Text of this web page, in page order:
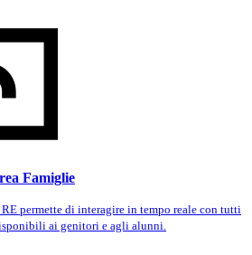
Famiglie
permette di interagire in tempo reale con tutti
ai genitori e agli alunni.